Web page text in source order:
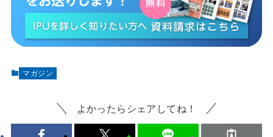
マガジン
よかったらシェアしてね！